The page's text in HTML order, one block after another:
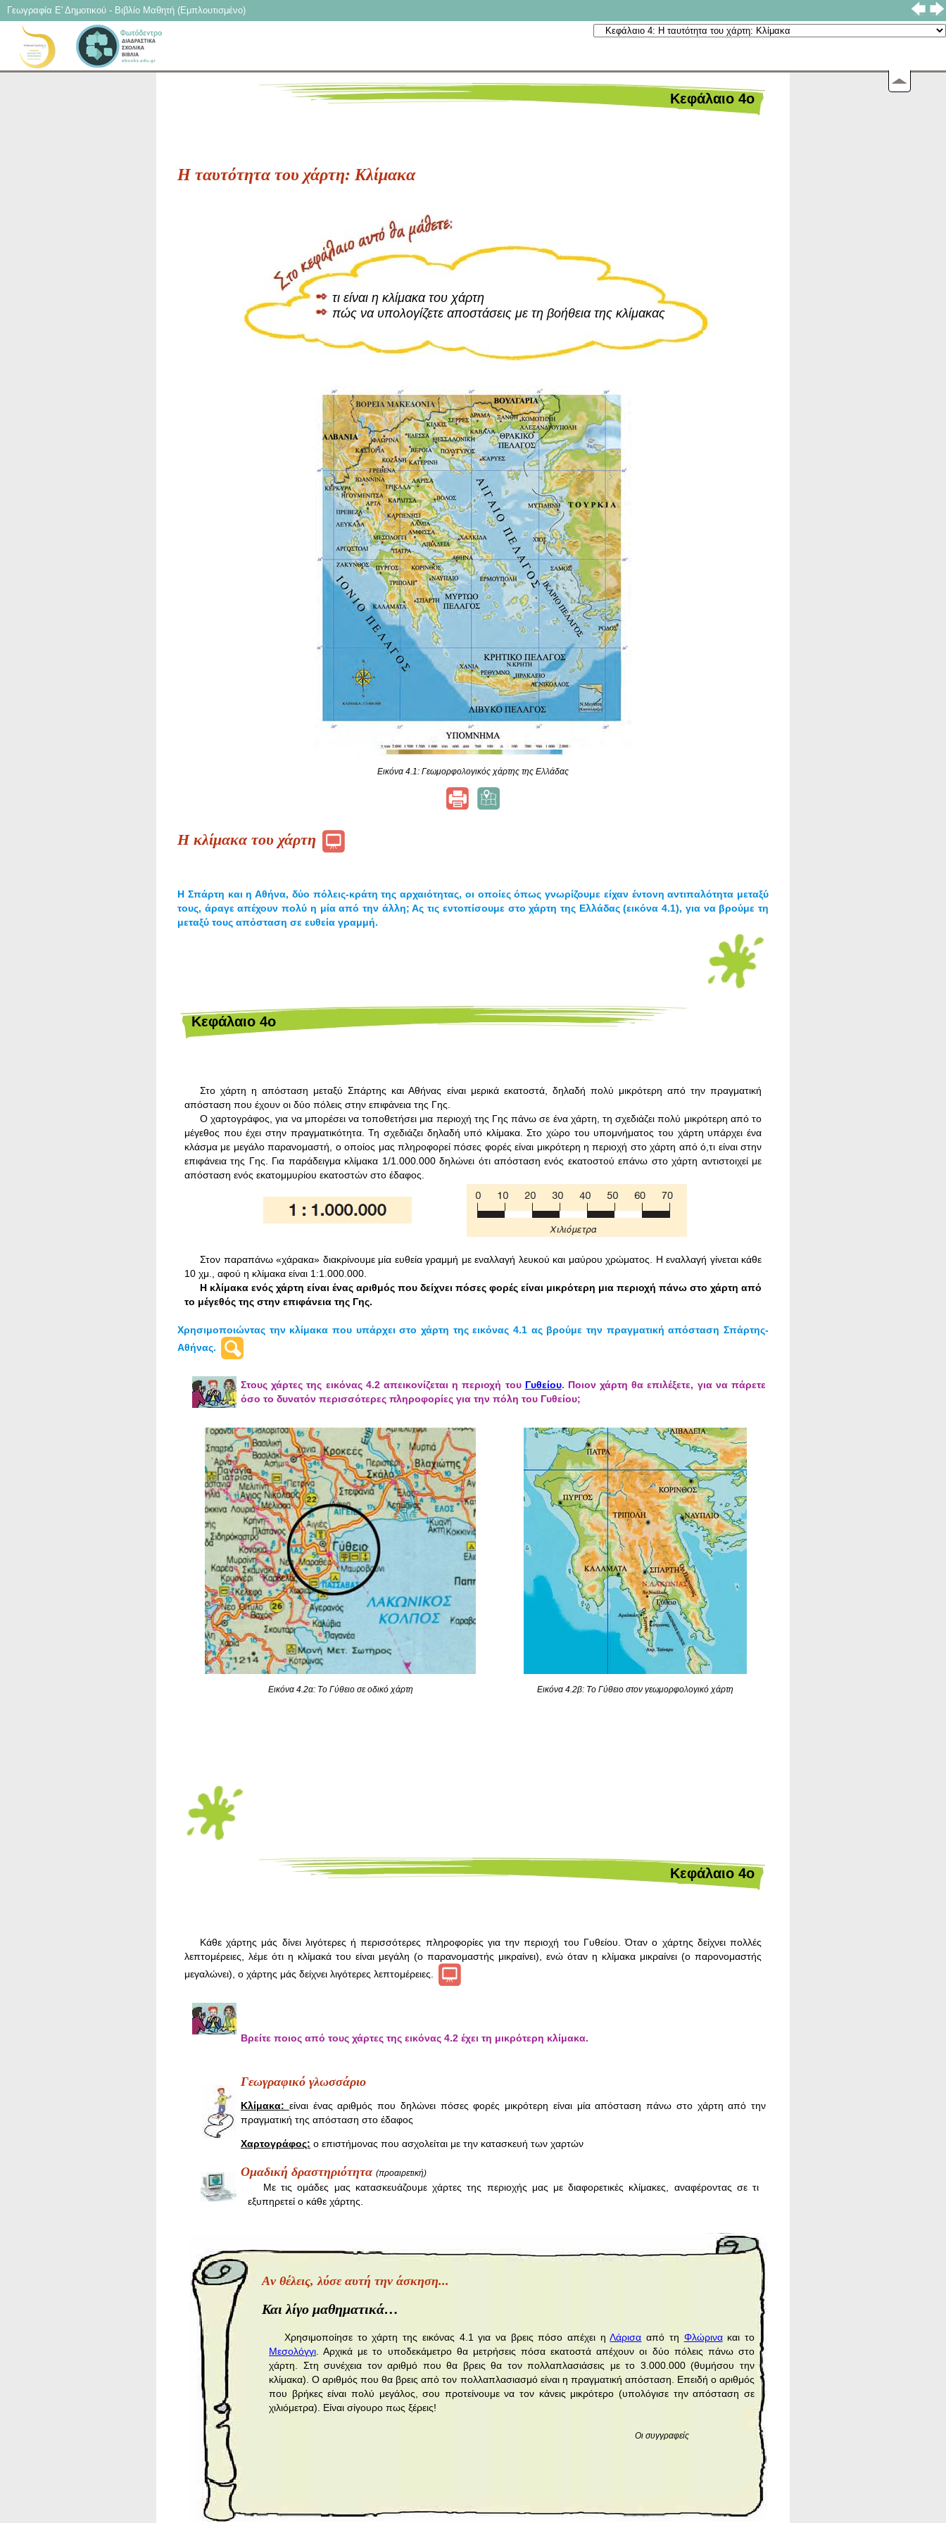
Γεωγραφία Ε' Δημοτικού - Βιβλίο Μαθητή (Εμπλουτισμένο)
Kεφάλαιο 4ο
Η ταυτότητα του χάρτη: Κλίμακα
τι είναι η κλίμακα του χάρτη
πώς να υπολογίζετε αποστάσεις με τη βοήθεια της κλίμακας
Εικόνα 4.1: Γεωμορφολογικός χάρτης της Ελλάδας
Η κλίμακα του χάρτη
Η Σπάρτη και η Αθήνα, δύο πόλεις-κράτη της αρχαιότητας, οι οποίες όπως γνωρίζουμε είχαν έντονη αντιπαλότητα μεταξύ
τους, άραγε απέχουν πολύ η μία από την άλλη; Ας τις εντοπίσουμε στο χάρτη της Ελλάδας (εικόνα 4.1), για να βρούμε τη
μεταξύ τους απόσταση σε ευθεία γραμμή.
Kεφάλαιο 4ο
Στο χάρτη η απόσταση μεταξύ Σπάρτης και Αθήνας είναι μερικά εκατοστά, δηλαδή πολύ μικρότερη από την πραγματική
απόσταση που έχουν οι δύο πόλεις στην επιφάνεια της Γης.
Ο χαρτογράφος, για να μπορέσει να τοποθετήσει μια περιοχή της Γης πάνω σε ένα χάρτη, τη σχεδιάζει πολύ μικρότερη από το
μέγεθος που έχει στην πραγματικότητα. Τη σχεδιάζει δηλαδή υπό κλίμακα. Στο χώρο του υπομνήματος του χάρτη υπάρχει ένα
κλάσμα με μεγάλο παρανομαστή, ο οποίος μας πληροφορεί πόσες φορές είναι μικρότερη η περιοχή στο χάρτη από ό,τι είναι στην
επιφάνεια της Γης. Για παράδειγμα κλίμακα 1/1.000.000 δηλώνει ότι απόσταση ενός εκατοστού επάνω στο χάρτη αντιστοιχεί με
απόσταση ενός εκατομμυρίου εκατοστών στο έδαφος.
Στον παραπάνω «χάρακα» διακρίνουμε μία ευθεία γραμμή με εναλλαγή λευκού και μαύρου χρώματος. Η εναλλαγή γίνεται κάθε
10 χμ., αφού η κλίμακα είναι 1:1.000.000.
Η κλίμακα ενός χάρτη είναι ένας αριθμός που δείχνει πόσες φορές είναι μικρότερη μια περιοχή πάνω στο χάρτη από
το μέγεθός της στην επιφάνεια της Γης.
Χρησιμοποιώντας την κλίμακα που υπάρχει στο χάρτη της εικόνας 4.1 ας βρούμε την πραγματική απόσταση Σπάρτης-
Αθήνας.
Στους χάρτες της εικόνας 4.2 απεικονίζεται η περιοχή του Γυθείου. Ποιον χάρτη θα επιλέξετε, για να πάρετε
όσο το δυνατόν περισσότερες πληροφορίες για την πόλη του Γυθείου;
Εικόνα 4.2α: Tο Γύθειο σε οδικό χάρτη Εικόνα 4.2β: Tο Γύθειο στον γεωμορφολογικό χάρτη
Kεφάλαιο 4ο
Kάθε χάρτης μάς δίνει λιγότερες ή περισσότερες πληροφορίες για την περιοχή του Γυθείου. Όταν ο χάρτης δείχνει πολλές
λεπτομέρειες, λέμε ότι η κλίμακά του είναι μεγάλη (ο παρανομαστής μικραίνει), ενώ όταν η κλίμακα μικραίνει (ο παρονομαστής
μεγαλώνει), ο χάρτης μάς δείχνει λιγότερες λεπτομέρειες.
Βρείτε ποιος από τους χάρτες της εικόνας 4.2 έχει τη μικρότερη κλίμακα.
Γεωγραφικό γλωσσάριο
Κλίμακα: είναι ένας αριθμός που δηλώνει πόσες φορές μικρότερη είναι μία απόσταση πάνω στο χάρτη από την
πραγματική της απόσταση στο έδαφος
Χαρτογράφος: ο επιστήμονας που ασχολείται με την κατασκευή των χαρτών
Oμαδική δραστηριότητα (προαιρετική)
Με τις ομάδες μας κατασκευάζουμε χάρτες της περιοχής μας με διαφορετικές κλίμακες, αναφέροντας σε τι
εξυπηρετεί ο κάθε χάρτης.
Aν θέλεις, λύσε αυτή την άσκηση...
Και λίγο μαθηματικά…
Χρησιμοποίησε το χάρτη της εικόνας 4.1 για να βρεις πόσο απέχει ηΛάρισα από τη Φλώρινακαι το
Μεσολόγγι . Αρχικά με το υποδεκάμετρο θα μετρήσεις πόσα εκατοστά απέχουν οι δύο πόλεις πάνω στο
χάρτη. Στη συνέχεια τον αριθμό που θα βρεις θα τον πολλαπλασιάσεις με το 3.000.000 (θυμήσου την
κλίμακα). Ο αριθμός που θα βρεις από τον πολλαπλασιασμό είναι η πραγματική απόσταση. Επειδή ο αριθμός
που βρήκες είναι πολύ μεγάλος, σου προτείνουμε να τον κάνεις μικρότερο (υπολόγισε την απόσταση σε
χιλιόμετρα). Είναι σίγουρο πως ξέρεις!
Οι συγγραφείς